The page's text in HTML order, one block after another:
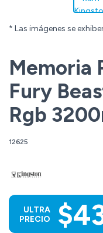
* Las imágenes se
Memoria
Fury
Rgb
12625
ULTRA
PRECIO